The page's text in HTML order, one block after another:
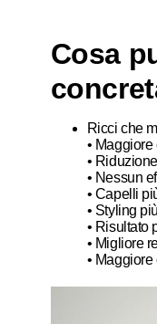
Cosa
Ricci che
•
•
• Nessun
• Capelli
• Styling
• Risultato
• Migliore
•